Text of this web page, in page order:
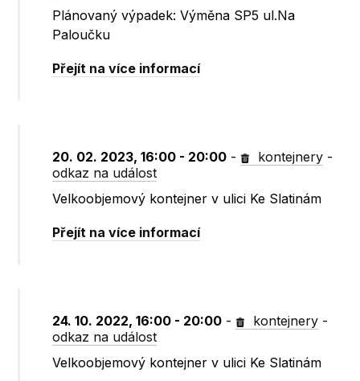
Plánovaný výpadek: Výměna SP5 ul.Na
Paloučku
Přejít na více informací
20. 02. 2023, 16:00 - 20:00 - kontejnery -
odkaz na událost
Velkoobjemový kontejner v ulici Ke Slatinám
Přejít na více informací
24. 10. 2022, 16:00 - 20:00 - kontejnery -
odkaz na událost
Velkoobjemový kontejner v ulici Ke Slatinám